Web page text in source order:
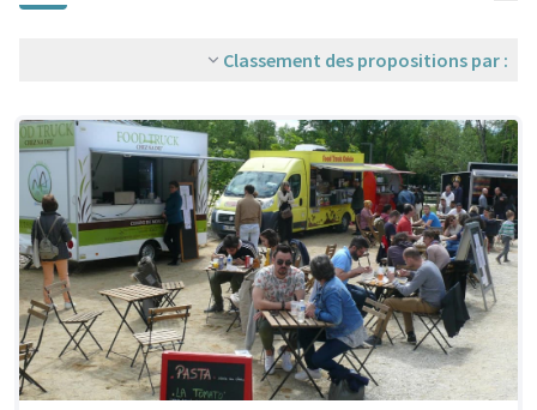
−
Classement des propositions par :